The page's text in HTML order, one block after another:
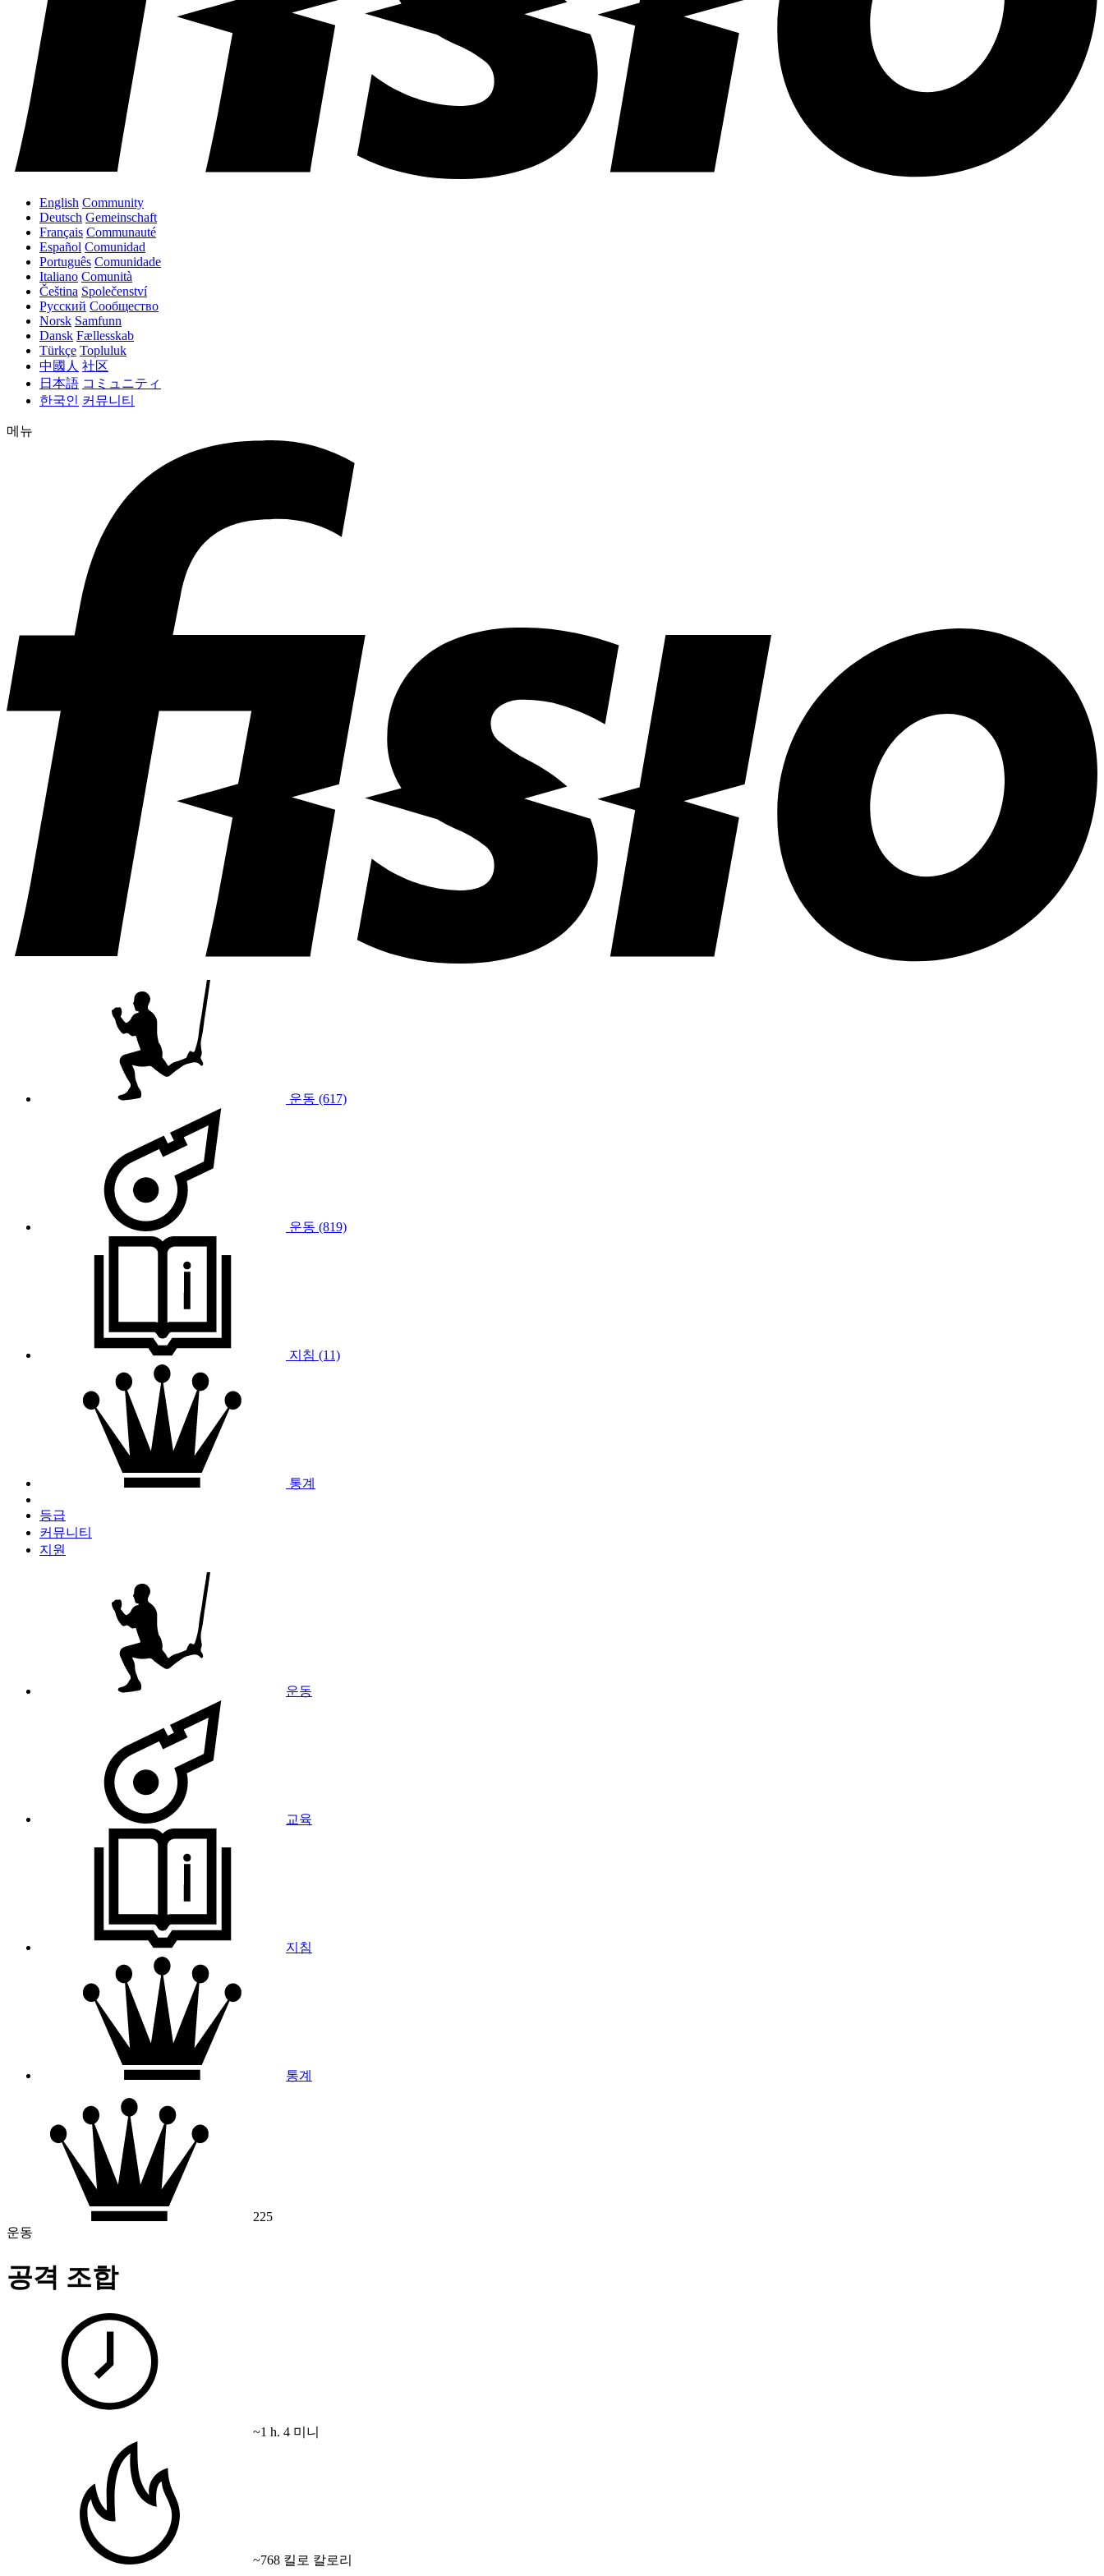
English Community
Deutsch Gemeinschaft
Français Communauté
Español Comunidad
Português Comunidade
Italiano Comunità
Čeština Společenství
Русский Сообщество
Norsk Samfunn
Dansk Fællesskab
Türkçe Topluluk
中國人 社区
日本語 コミュニティ
한국인 커뮤니티
메뉴
운동 (617)
운동 (819)
지침 (11)
통계
등급
커뮤니티
지원
운동
교육
지침
통계
225
운동
공격 조합
~1 h. 4 미니
~768 킬로 칼로리